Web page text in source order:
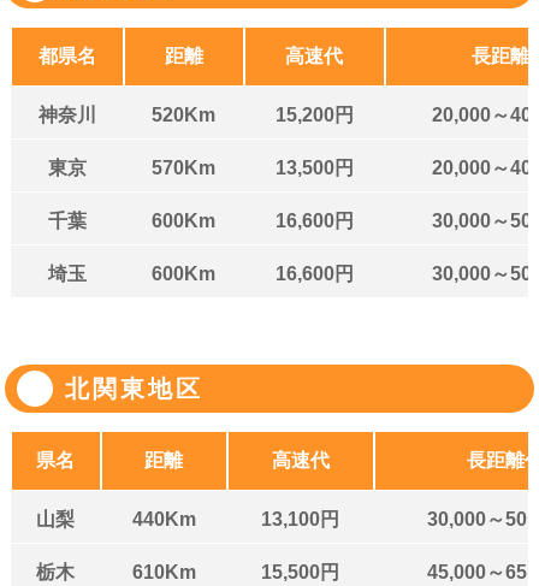
都県名 距離 高速代 長距離
神奈川 520Km 15,200円 20,000～
東京 570Km 13,500円 20,000～
千葉 600Km 16,600円 30,000～
埼玉 600Km 16,600円 30,000～
北関東地区
県名 距離 高速代 長距離
山梨 440Km 13,100円 30,000～
栃木 610Km 15,500円 45,000～